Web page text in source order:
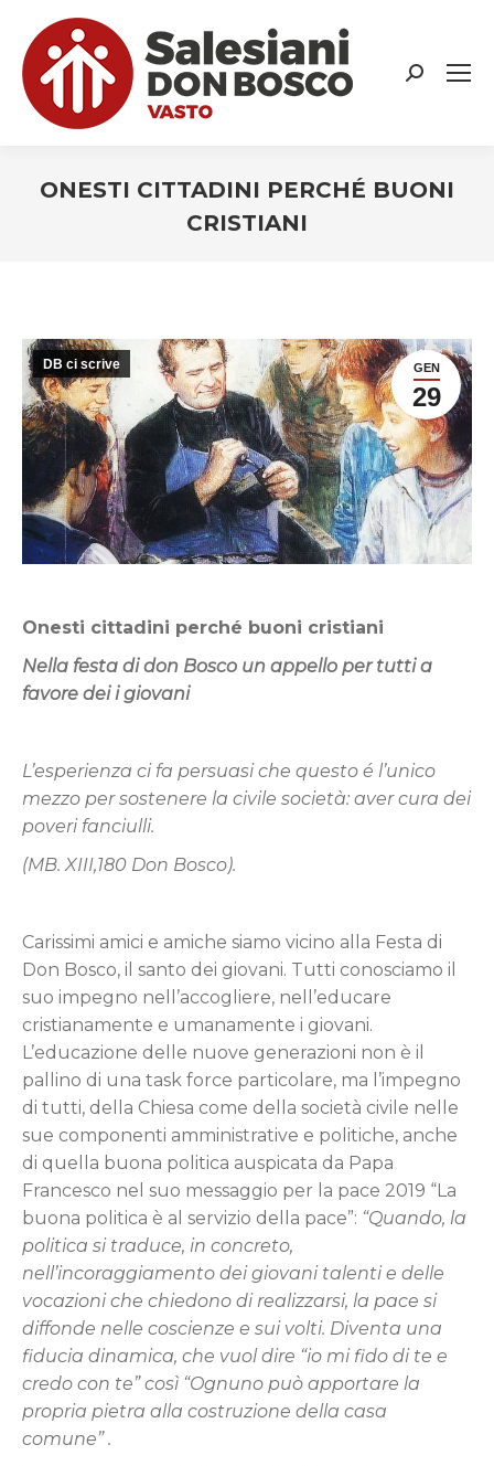
Search:
ONESTI CITTADINI PERCHÉ BUONI
CRISTIANI
GEN
29
DB ci scrive
Onesti cittadini perché buoni cristiani
Nella festa di don Bosco un appello per tutti a
favore dei i giovani
L’esperienza ci fa persuasi che questo é l’unico
mezzo per sostenere la civile società: aver cura dei
poveri fanciulli.
(MB. XIII,180 Don Bosco).
Carissimi amici e amiche siamo vicino alla Festa di
Don Bosco, il santo dei giovani. Tutti conosciamo il
suo impegno nell’accogliere, nell’educare
cristianamente e umanamente i giovani.
L’educazione delle nuove generazioni non è il
pallino di una task force particolare, ma l’impegno
di tutti, della Chiesa come della società civile nelle
sue componenti amministrative e politiche, anche
di quella buona politica auspicata da Papa
Francesco nel suo messaggio per la pace 2019 “La
buona politica è al servizio della pace”: “Quando, la
politica si traduce, in concreto,
nell’incoraggiamento dei giovani talenti e delle
vocazioni che chiedono di realizzarsi, la pace si
diffonde nelle coscienze e sui volti. Diventa una
fiducia dinamica, che vuol dire “io mi fido di te e
credo con te” così “Ognuno può apportare la
propria pietra alla costruzione della casa
comune” .